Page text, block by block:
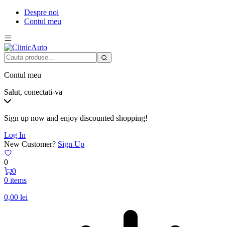
Despre noi
Contul meu
Contul meu
Salut, conectati-va
Sign up now and enjoy discounted shopping!
Log In
New Customer? Sign Up
0
0
0 items
0,00 lei